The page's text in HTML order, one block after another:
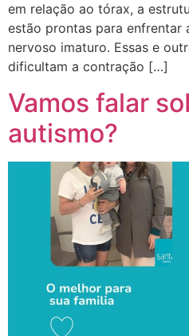
em relação ao tórax, a
estão prontas para enfrentar
nervoso imaturo. Essas e
dificultam a contração […]
Vamos falar
autismo?